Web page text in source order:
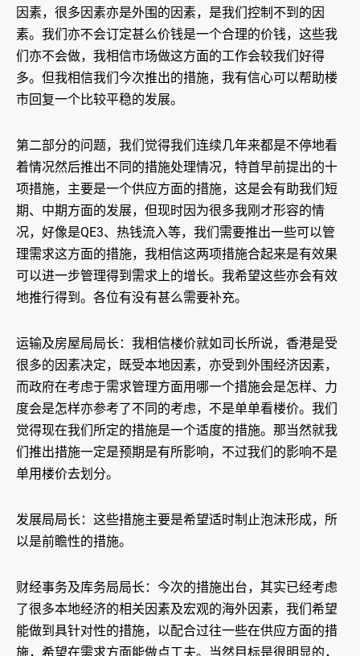
因素，很多因素亦是外围的因素，是我们控制不到的因
素。我们亦不会订定甚么价钱是一个合理的价钱，这些我
们亦不会做，我相信市场做这方面的工作会较我们好得
多。但我相信我们今次推出的措施，我有信心可以帮助楼
市回复一个比较平稳的发展。
第二部分的问题，我们觉得我们连续几年来都是不停地看
着情况然后推出不同的措施处理情况，特首早前提出的十
项措施，主要是一个供应方面的措施，这是会有助我们短
期、中期方面的发展，但现时因为很多我刚才形容的情
况，好像是QE3、热钱流入等，我们需要推出一些可以管
理需求这方面的措施，我相信这两项措施合起来是有效果
可以进一步管理得到需求上的增长。我希望这些亦会有效
地推行得到。各位有没有甚么需要补充。
运输及房屋局局长：我相信楼价就如司长所说，香港是受
很多的因素决定，既受本地因素，亦受到外围经济因素，
而政府在考虑于需求管理方面用哪一个措施会是怎样、力
度会是怎样亦参考了不同的考虑，不是单单看楼价。我们
觉得现在我们所定的措施是一个适度的措施。那当然就我
们推出措施一定是预期是有所影响，不过我们的影响不是
单用楼价去划分。
发展局局长：这些措施主要是希望适时制止泡沫形成，所
以是前瞻性的措施。
财经事务及库务局局长：今次的措施出台，其实已经考虑
了很多本地经济的相关因素及宏观的海外因素，我们希望
能做到具针对性的措施，以配合过往一些在供应方面的措
施，希望在需求方面能做点工夫。当然目标是很明显的，